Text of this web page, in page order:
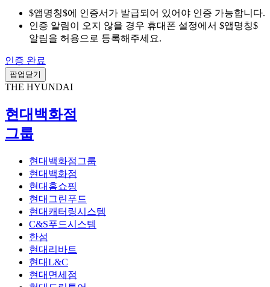
$앱명칭$에 인증서가 발급되어 있어야 인증 가능합니다.
인증 알림이 오지 않을 경우 휴대폰 설정에서 $앱명칭$
알림을 허용으로 등록해주세요.
인증 완료
팝업닫기
THE HYUNDAI
현대백화점
그룹
현대백화점그룹
현대백화점
현대홈쇼핑
현대그린푸드
현대캐터링시스템
C&S푸드시스템
한섬
현대리바트
현대L&C
현대면세점